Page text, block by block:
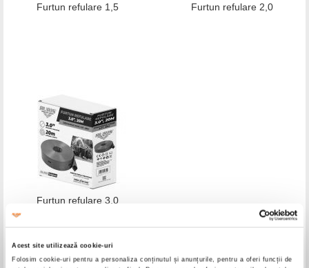
Acest site utilizează cookie-uri
Folosim cookie-uri pentru a personaliza conținutul și anunțurile, pentru a oferi funcții de
Furtun refulare 1,5 Furtun refulare 2,0
Furtun refulare 3,0